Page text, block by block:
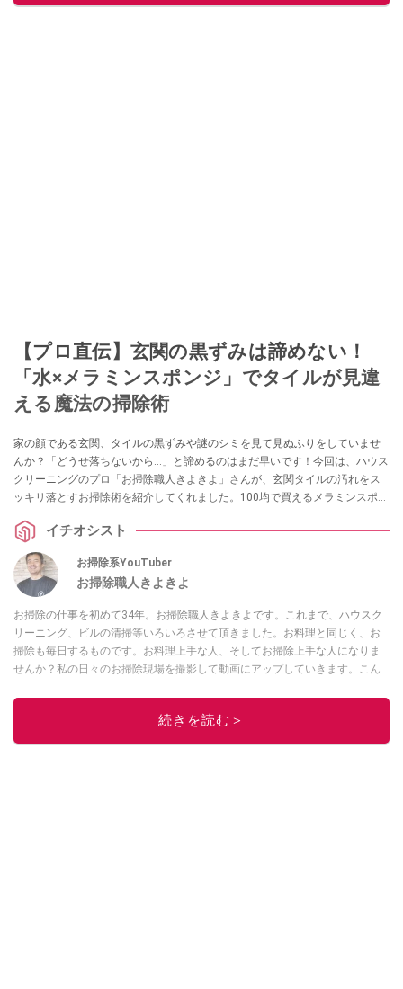
【プロ直伝】玄関の黒ずみは諦めない！
「水×メラミンスポンジ」でタイルが見違
える魔法の掃除術
家の顔である玄関、タイルの黒ずみや謎のシミを見て見ぬふりをしていませ
んか？「どうせ落ちないから…」と諦めるのはまだ早いです！今回は、ハウス
クリーニングのプロ「お掃除職人きよきよ」さんが、玄関タイルの汚れをス
ッキリ落とすお掃除術を紹介してくれました。100均で買えるメラミンスポン
で、玄関をピカピカにするヒントが満載です！
イチオシスト
お掃除系YouTuber
お掃除職人きよきよ
お掃除の仕事を初めて34年。お掃除職人きよきよです。これまで、ハウスク
リーニング、ビルの清掃等いろいろさせて頂きました。お料理と同じく、お
掃除も毎日するものです。お料理上手な人、そしてお掃除上手な人になりま
せんか？私の日々のお掃除現場を撮影して動画にアップしていきます。こん
チラ！
続きを読む＞